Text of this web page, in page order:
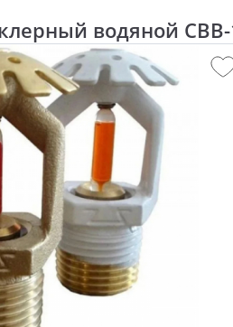
водяной СВВ-